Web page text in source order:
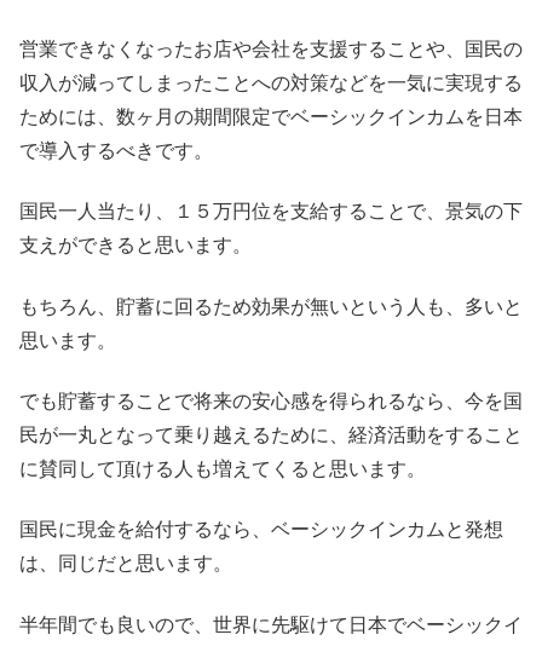
営業できなくなったお店や会社を支援することや、国民の
収入が減ってしまったことへの対策などを一気に実現する
ためには、数ヶ月の期間限定でベーシックインカムを日本
で導入するべきです。
国民一人当たり、１５万円位を支給することで、景気の下
支えができると思います。
もちろん、貯蓄に回るため効果が無いという人も、多いと
思います。
でも貯蓄することで将来の安心感を得られるなら、今を国
民が一丸となって乗り越えるために、経済活動をすること
に賛同して頂ける人も増えてくると思います。
国民に現金を給付するなら、ベーシックインカムと発想
は、同じだと思います。
半年間でも良いので、世界に先駆けて日本でベーシックイ